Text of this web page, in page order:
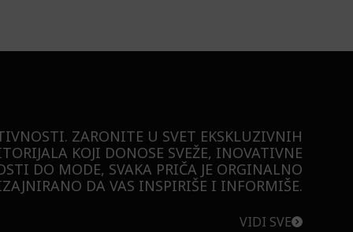
ZARONITE U SVET EKSKLUZIVNIH
KOJI DONOSE SVEŽE, INOVATIVNE
DO MODE, SVAKA PRIČA JE ORGINALNO
DA VAS INSPIRIŠE I INFORMIŠE.
VIDI SVE